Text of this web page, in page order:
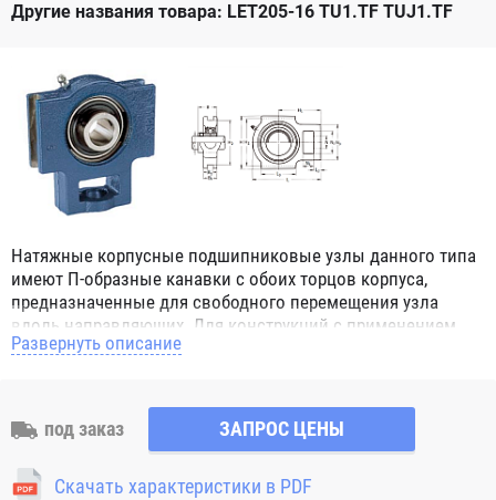
Другие названия товара: LET205-16 TU1.TF TUJ1.TF
Натяжные корпусные подшипниковые узлы данного типа
имеют П-образные канавки с обоих торцов корпуса,
предназначенные для свободного перемещения узла
вдоль направляющих. Для конструкций с применением
данного узла нет ограничений, даже если вал вращается
наружное сферическое кольцо и благодаря этому обладает
свойством самоцентрирования. Корпусной
подшипниковый узел натяжного типа может применяться
там, где требуется регулировать расстояние между валом и
Развернуть описание
под заказ ЗАПРОС ЦЕНЫ
Скачать характеристики в PDF